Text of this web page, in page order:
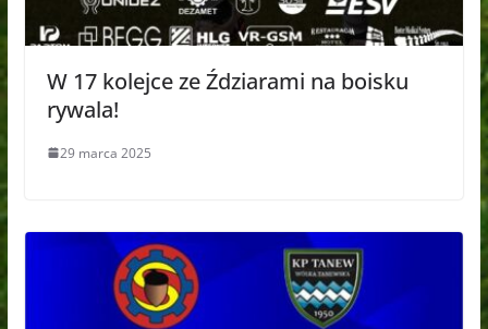
W 17 kolejce ze Ździarami na boisku
rywala!
29 marca 2025